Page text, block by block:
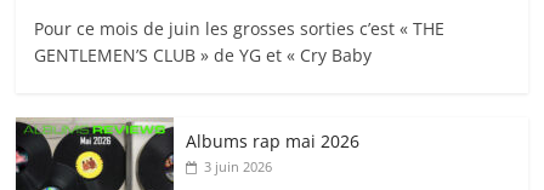
Pour ce mois de juin les grosses sorties c’est « THE
GENTLEMEN’S CLUB » de YG et « Cry Baby
Albums rap mai 2026
3 juin 2026